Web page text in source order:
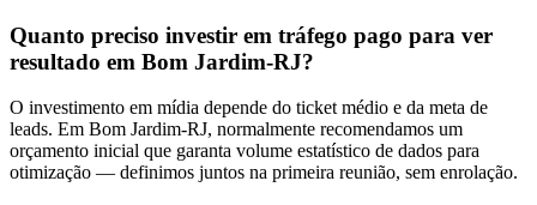
Quanto preciso investir em tráfego pago para ver
resultado em Bom Jardim-RJ?
O investimento em mídia depende do ticket médio e da meta de
leads. Em Bom Jardim-RJ, normalmente recomendamos um
orçamento inicial que garanta volume estatístico de dados para
otimização — definimos juntos na primeira reunião, sem enrolação.